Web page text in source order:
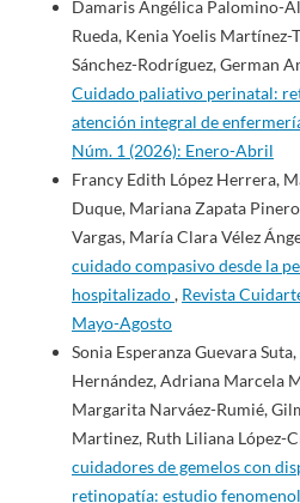
Damaris Angélica Palomino-
Rueda, Kenia Yoelis
Sánchez-Rodríguez, German
Cuidado paliativo perinatal:
atención integral de
Núm. 1 (2026): Enero-Abril
Francy Edith López Herrera,
Duque, Mariana Zapata
Vargas, María Clara Vélez
cuidado compasivo desde la
hospitalizado, Revista
Mayo-Agosto
Sonia Esperanza Guevara
Hernández, Adriana Marcela
Margarita Narváez-Rumié,
Martinez, Ruth Liliana López-
cuidadores de gemelos con
retinopatía: estudio